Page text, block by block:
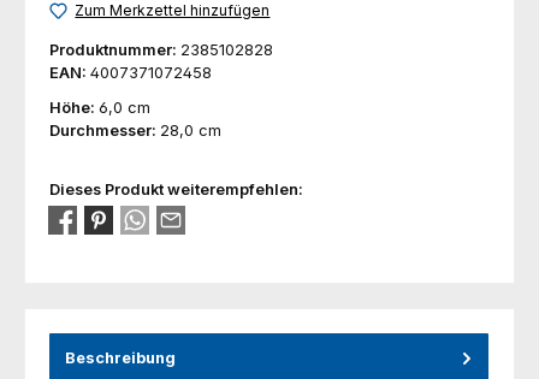
Zum Merkzettel hinzufügen
Produktnummer: 2385102828
EAN: 4007371072458
Höhe: 6,0 cm
Durchmesser: 28,0 cm
Dieses Produkt weiterempfehlen:
Beschreibung